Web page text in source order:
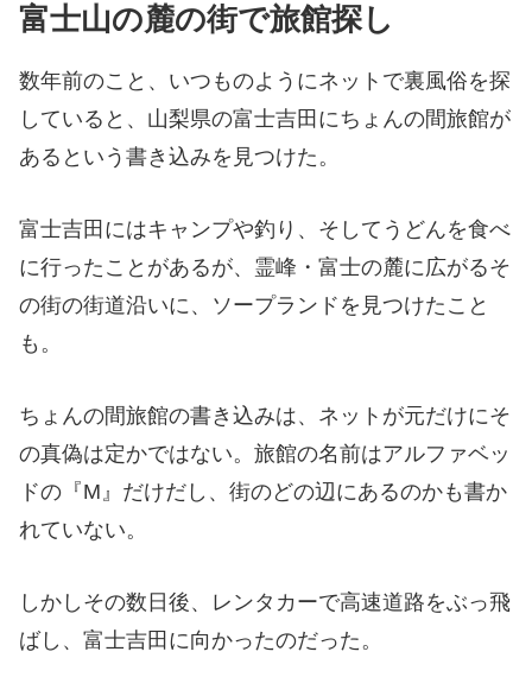
富士山の麓の街で旅館探し
数年前のこと、いつものようにネットで裏風俗を探
していると、山梨県の富士吉田にちょんの間旅館が
あるという書き込みを見つけた。
富士吉田にはキャンプや釣り、そしてうどんを食べ
に行ったことがあるが、霊峰・富士の麓に広がるそ
の街の街道沿いに、ソープランドを見つけたこと
も。
ちょんの間旅館の書き込みは、ネットが元だけにそ
の真偽は定かではない。旅館の名前はアルファベッ
ドの『M』だけだし、街のどの辺にあるのかも書か
れていない。
しかしその数日後、レンタカーで高速道路をぶっ飛
ばし、富士吉田に向かったのだった。